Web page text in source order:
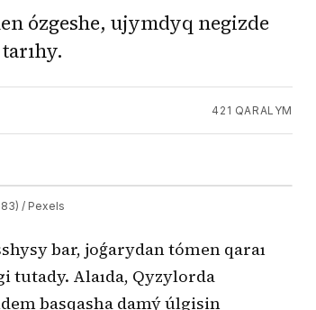
ózgeshe, ujymdyq negizde
421 QARALYM
/ Pexels
bar, joǵarydan tómen qaraı
tutady. Alaıda, Qyzylorda
basqasha damý úlgisin